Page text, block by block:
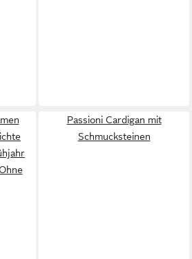
Passioni Cardigan mit
Schmucksteinen